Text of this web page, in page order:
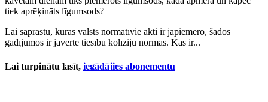
tiek aprēķināts līgumsods?
Lai saprastu, kuras valsts normatīvie akti ir jāpiemēro, šādos
gadījumos ir jāvērtē tiesību kolīziju normas. Kas ir...
Lai turpinātu lasīt, iegādājies abonementu